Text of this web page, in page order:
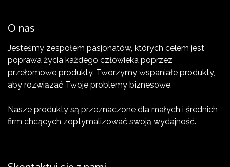
O nas
Jesteśmy zespołem pasjonatów, których celem jest
poprawa życia każdego człowieka poprzez
przełomowe produkty. Tworzymy wspaniałe produkty,
aby rozwiązać Twoje problemy biznesowe.
Nasze produkty są przeznaczone dla małych i średnich
firm chcących zoptymalizować swoją wydajność.